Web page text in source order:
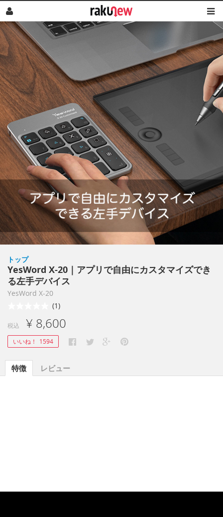
トップ
YesWord X-20｜アプリで自由にカスタマイズでき
る左手デバイス
YesWord X-20
(1)
税込 ¥ 8,600
いいね！ 1594
特徴 レビュー